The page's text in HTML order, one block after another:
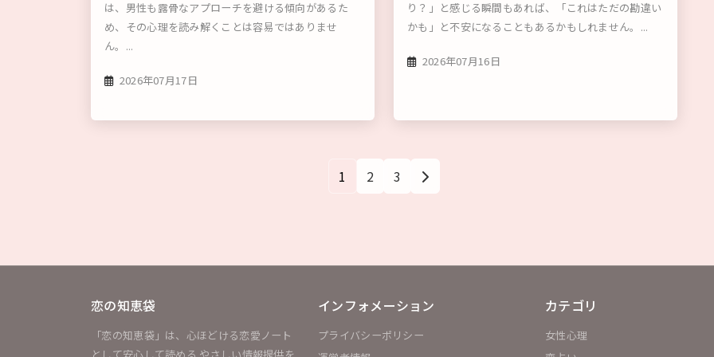
は、男性も露骨なアプローチを避ける傾向があるた
め、その心理を読み解くことは容易ではありませ
ん。...
2026年07月17日
り？」と感じる瞬間もあれば、「これはただの勘違い
かも」と不安になることもあるかもしれません。...
2026年07月16日
1 2 3
恋の知恵袋
「恋の知恵袋」は、心ほどける恋愛ノート
インフォメーション
プライバシーポリシー
カテゴリ
女性心理